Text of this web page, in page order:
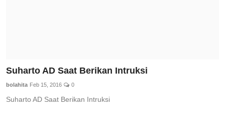
Suharto AD Saat Berikan Intruksi
bolahita Feb 15, 2016 0
Suharto AD Saat Berikan Intruksi